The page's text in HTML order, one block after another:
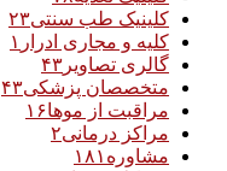
کلینیک طب سنتی۲۳
کلیه و مجاری ادرار ۱
گالری تصاویر ۴۳
متخصصان پزشکی۴۳
مراقبت از موها۱۶
مراکز درمانی۲
مشاوره ۱۸۱